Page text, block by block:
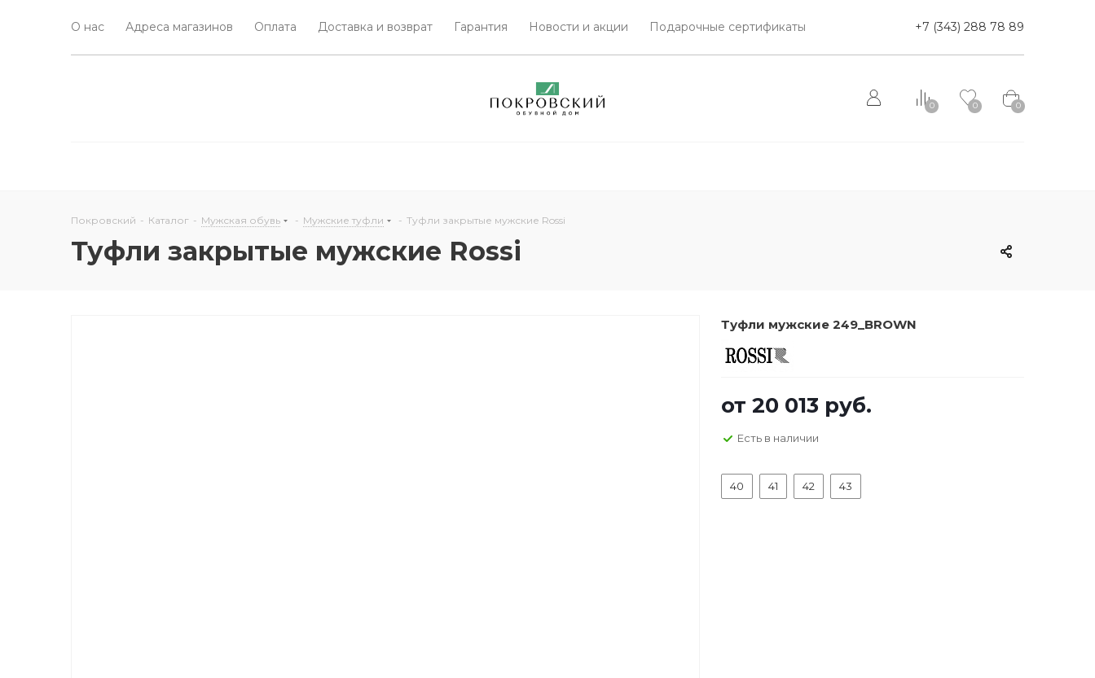
О нас Адреса магазинов Оплата Доставка и возврат Гарантия Новости и акции Подарочные сертификаты +7 (343) 288 78 89
0 0 0
Покровский - Каталог - Мужская обувь - Мужские туфли - Туфли закрытые мужские Rossi
Туфли закрытые мужские Rossi
Туфли мужские 249_BROWN
от20 013 руб.
Есть в наличии
40 41 42 43